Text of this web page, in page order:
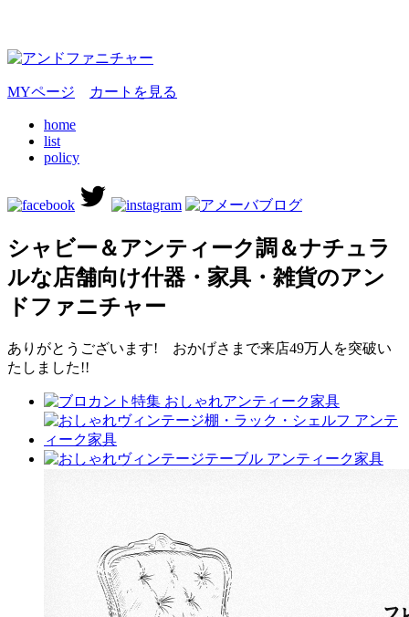
MYページ カートを見る
home
list
policy
シャビー＆アンティーク調＆ナチュラ
ルな店舗向け什器・家具・雑貨のアン
ドファニチャー
ありがとうございます! おかげさまで来店49万人を突破い
たしました!!